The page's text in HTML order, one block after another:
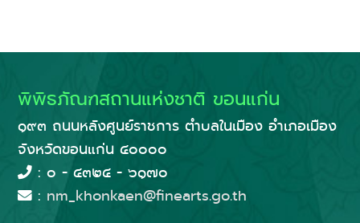
พิพิธภัณฑสถานแห่งชาติ ขอนแก่น
๑๙๓ ถนนหลังศูนย์ราชการ ตำบลในเมือง อำเภอเมือง
จังหวัดขอนแก่น ๔๐๐๐๐
: ๐ - ๔๓๒๔ - ๖๑๗๐
: nm_khonkaen@finearts.go.th